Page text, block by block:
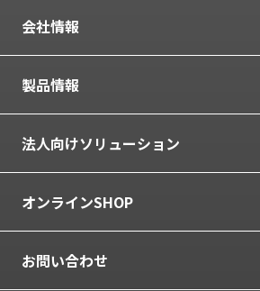
会社情報
製品情報
法人向けソリューション
オンラインSHOP
お問い合わせ